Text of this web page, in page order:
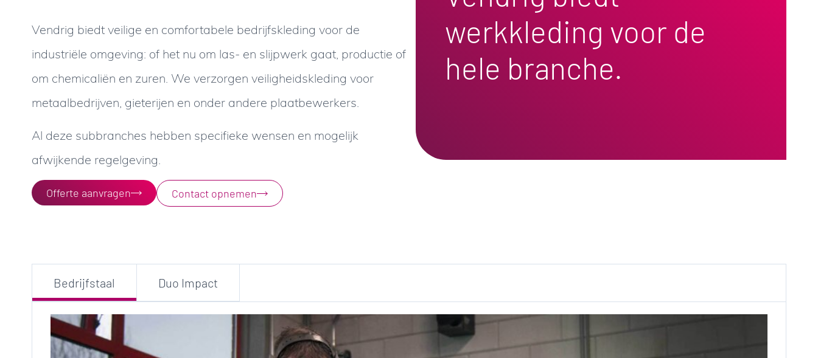
Vendrig biedt veilige en comfortabele bedrijfskleding voor de
industriële omgeving: of het nu om las- en slijpwerk gaat, productie of
om chemicaliën en zuren. We verzorgen veiligheidskleding voor
metaalbedrijven, gieterijen en onder andere plaatbewerkers.
Al deze subbranches hebben specifieke wensen en mogelijk
afwijkende regelgeving.
Offerte aanvragen Contact opnemen
werkkleding voor de
hele branche.
Bedrijfstaal Duo Impact